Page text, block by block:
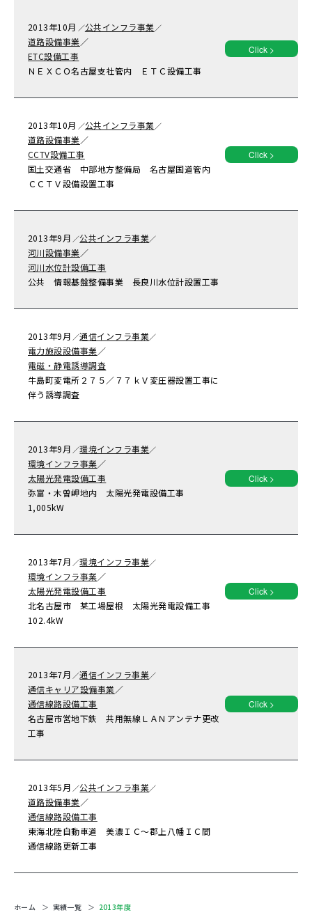
2013年10月 ／公共インフラ事業／
道路設備事業／
ETC設備工事
ＮＥＸＣＯ名古屋支社管内 ＥＴＣ設備工事
Click >
2013年10月 ／公共インフラ事業／
道路設備事業／
CCTV設備工事
国土交通省 中部地方整備局 名古屋国道管内
ＣＣＴＶ設備設置工事
Click >
2013年9月 ／公共インフラ事業／
河川設備事業／
河川水位計設備工事
公共 情報基盤整備事業 長良川水位計設置工事
2013年9月 ／通信インフラ事業／
電力施設設備事業／
電磁・静電誘導調査
牛島町変電所２７５／７７ｋＶ変圧器設置工事に
伴う誘導調査
2013年9月 ／環境インフラ事業／
環境インフラ事業／
太陽光発電設備工事
弥富・木曽岬地内 太陽光発電設備工事
1,005kW
Click >
2013年7月 ／環境インフラ事業／
環境インフラ事業／
太陽光発電設備工事
北名古屋市 某工場屋根 太陽光発電設備工事
102.4kW
Click >
2013年7月 ／通信インフラ事業／
通信キャリア設備事業／
通信線路設備工事
名古屋市営地下鉄 共用無線ＬＡＮアンテナ更改
工事
Click >
2013年5月 ／公共インフラ事業／
道路設備事業／
通信線路設備工事
東海北陸自動車道 美濃ＩＣ～郡上八幡ＩＣ間
通信線路更新工事
ホーム 実績一覧 2013年度